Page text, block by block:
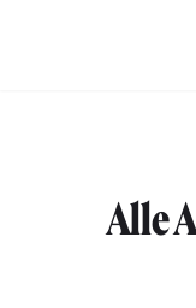
Alle